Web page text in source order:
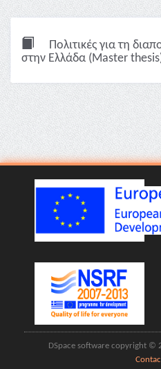
Πολιτικές για τη
στην Ελλάδα (Master
DSpace software copyright ©